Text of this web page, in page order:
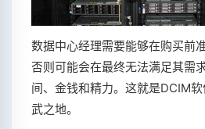
数据中心经理需要能够在购买前
否则可能会在最终无法满足其需
间、金钱和精力。这就是DCIM
武之地。